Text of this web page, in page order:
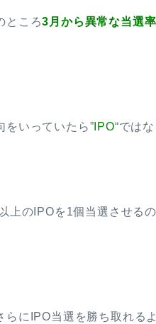
ところ3月から異常な当選率
をいっていたら” IPO“では
上のIPOを1個当選させる
らにIPO当選を勝ち取れるよ